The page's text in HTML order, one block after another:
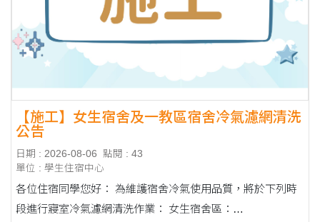
【施工】女生宿舍及一教區宿舍冷氣濾網清洗
公告
日期 : 2026-08-06
點閱 : 43
單位 : 學生住宿中心
各位住宿同學您好： 為維護宿舍冷氣使用品質，將於下列時
段進行寢室冷氣濾網清洗作業： 女生宿舍區：